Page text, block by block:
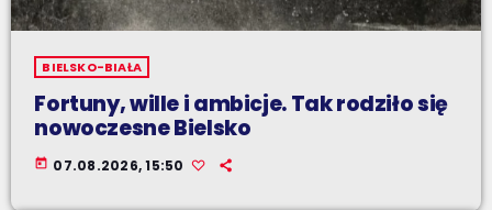
BIELSKO-BIAŁA
Fortuny, wille i ambicje. Tak rodziło się
nowoczesne Bielsko
today 07.08.2026, 15:50